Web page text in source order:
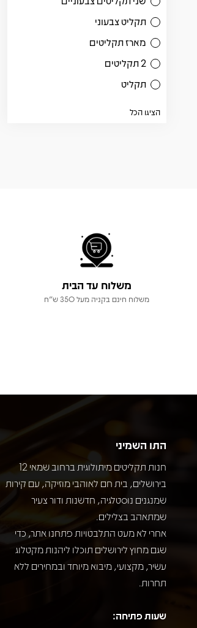
תקליט צבעוני
מארז תקליטים
2 תקליטים
תקליט
הציגו הכל
משלוח עד הבית
משלוח חינם בקניה מעל 350 ש"ח
התו השמיני
חנות תקליטים מיתולוגית ברחוב שמאי 12
בירושלים, בית חם לאוהבי מוזיקה, עם קירות
שמנגנים נוסטלגיה, חדשנות ודור צעיר
שמתאהב בצלילים.
אחרי לא מעט התלבטויות פתחנו אתר, כדי
שגם מחוץ לירושלים תוכלו ליהנות מקטלוג
עשיר, מקצועי, מיבוא מיוחד ובמחירים ללא
תחרות.
שעות פתיחה: